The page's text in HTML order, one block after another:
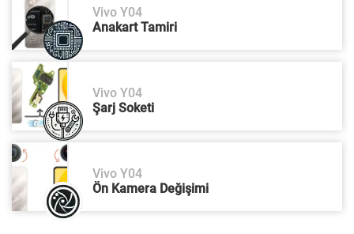
Vivo Y04
Anakart Tamiri
Vivo Y04
Şarj Soketi
Vivo Y04
Ön Kamera Değişimi